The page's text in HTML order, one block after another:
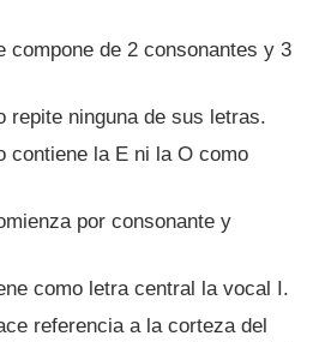
compone de 2 consonantes y 3
repite ninguna de sus letras.
contiene la E ni la O como
por consonante y
como letra central la vocal I.
referencia a la corteza del